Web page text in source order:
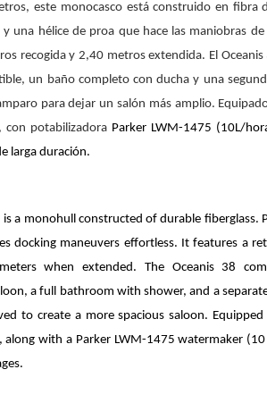
este monocasco está construido en fibra
una hélice de proa que hace las maniobras
recogida y 2,40 metros extendida. El Oceanis
un baño completo con ducha y una
para dejar un salón más amplio.
con potabilizadora Parker LWM-1475 (10L/
larga duración.
a monohull constructed of durable fiberglass.
docking maneuvers effortless. It features a
when extended. The Oceanis 38
a full bathroom with shower, and a
to create a more spacious saloon.
along with a Parker LWM-1475 watermaker